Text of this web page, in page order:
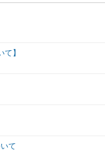
】
て